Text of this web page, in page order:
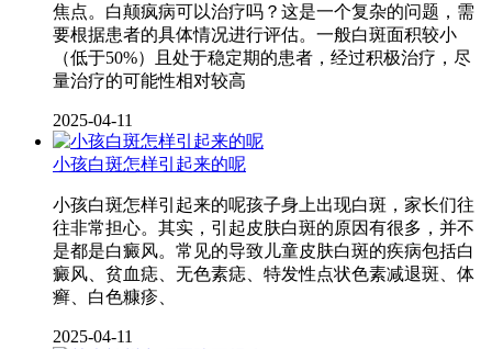
焦点。白颠疯病可以治疗吗？这是一个复杂的问题，需
要根据患者的具体情况进行评估。一般白斑面积较小
（低于50%）且处于稳定期的患者，经过积极治疗，尽
量治疗的可能性相对较高
2025-04-11
小孩白斑怎样引起来的呢
小孩白斑怎样引起来的呢孩子身上出现白斑，家长们往
往非常担心。其实，引起皮肤白斑的原因有很多，并不
是都是白癜风。常见的导致儿童皮肤白斑的疾病包括白
癜风、贫血痣、无色素痣、特发性点状色素减退斑、体
癣、白色糠疹、
2025-04-11